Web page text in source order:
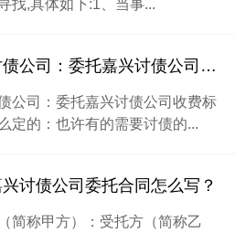
找,具体如下:1、当事...
嘉兴讨债公司：委托嘉兴讨债公司收费标准是怎么定的？
公司：委托嘉兴讨债公司收费标
定的：也许有的需要讨债的...
讨债公司委托合同怎么写？
简称甲方）：受托方（简称乙